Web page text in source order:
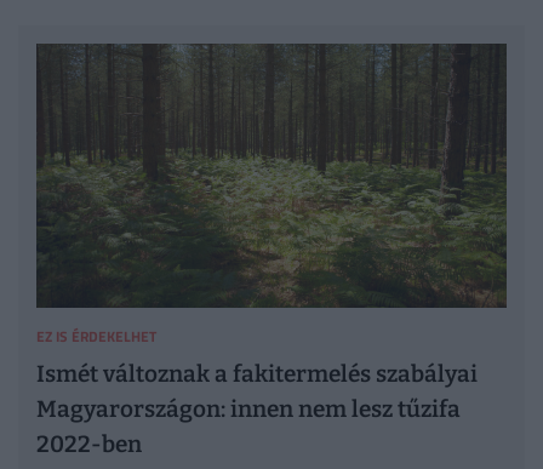
EZ IS ÉRDEKELHET
Ismét változnak a fakitermelés szabályai
Magyarországon: innen nem lesz tűzifa
2022-ben